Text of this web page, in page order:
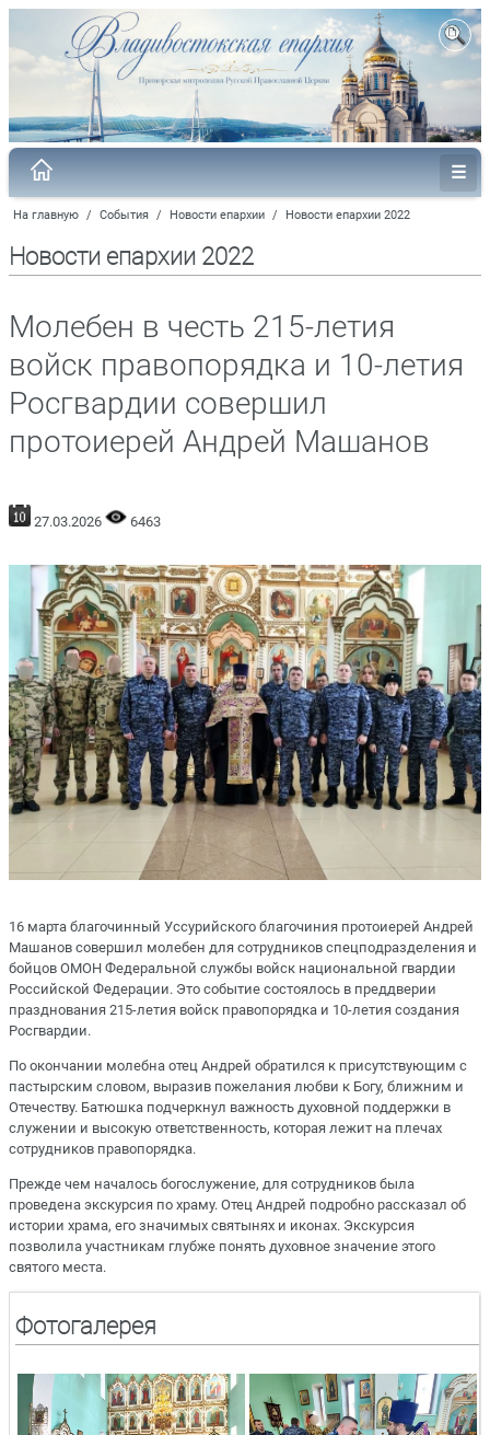
На главную / События / Новости епархии / Новости епархии 2022
Новости епархии 2022
Молебен в честь 215-летия
войск правопорядка и 10-летия
Росгвардии совершил
протоиерей Андрей Машанов
27.03.2026 6463
16 марта благочинный Уссурийского благочиния протоиерей Андрей
Машанов совершил молебен для сотрудников спецподразделения и
бойцов ОМОН Федеральной службы войск национальной гвардии
Российской Федерации. Это событие состоялось в преддверии
празднования 215-летия войск правопорядка и 10-летия создания
Росгвардии.
По окончании молебна отец Андрей обратился к присутствующим с
пастырским словом, выразив пожелания любви к Богу, ближним и
Отечеству. Батюшка подчеркнул важность духовной поддержки в
служении и высокую ответственность, которая лежит на плечах
сотрудников правопорядка.
Прежде чем началось богослужение, для сотрудников была
проведена экскурсия по храму. Отец Андрей подробно рассказал об
истории храма, его значимых святынях и иконах. Экскурсия
позволила участникам глубже понять духовное значение этого
святого места.
Фотогалерея